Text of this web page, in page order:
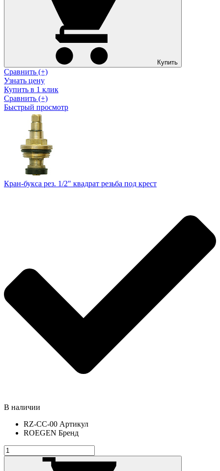
Купить
Сравнить (+)
Узнать цену
Купить в 1 клик
Сравнить (+)
Быстрый просмотр
Кран-букса рез. 1/2" квадрат резьба под крест
В наличии
RZ-CC-00 Артикул
ROEGEN Бренд